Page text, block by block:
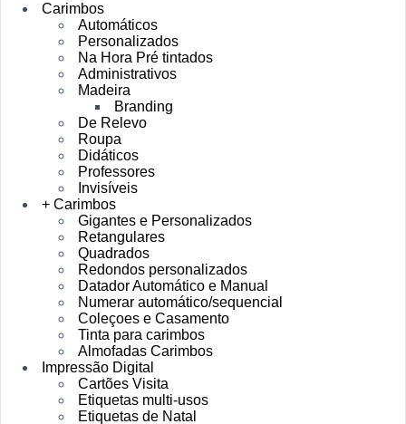
Carimbos
Automáticos
Personalizados
Na Hora Pré tintados
Administrativos
Madeira
Branding
De Relevo
Roupa
Didáticos
Professores
Invisíveis
+ Carimbos
Gigantes e Personalizados
Retangulares
Quadrados
Redondos personalizados
Datador Automático e Manual
Numerar automático/sequencial
Coleçoes e Casamento
Tinta para carimbos
Almofadas Carimbos
Impressão Digital
Cartões Visita
Etiquetas multi-usos
Etiquetas de Natal